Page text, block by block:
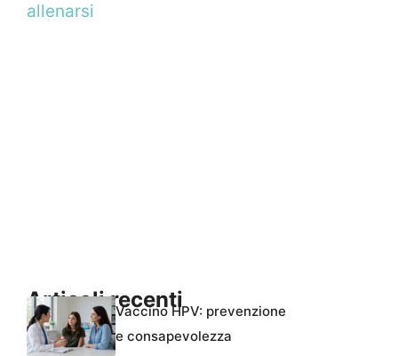
allenarsi
Articoli recentiVaccino HPV: prevenzione
e consapevolezza